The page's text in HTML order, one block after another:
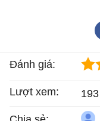
Đánh giá:
Lượt xem: 193